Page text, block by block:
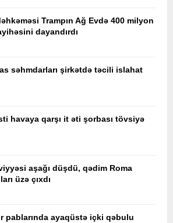
Trampın Ağ Evdə 400 milyon
dayandırdı
səhmdarları şirkətdə təcili islahat
havaya qarşı it əti şorbası tövsiyə
aşağı düşdü, qədim Roma
üzə çıxdı
pablarında ayaqüstə içki qəbulu